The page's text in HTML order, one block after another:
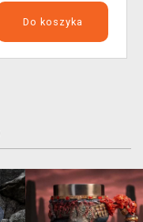
Do koszyka